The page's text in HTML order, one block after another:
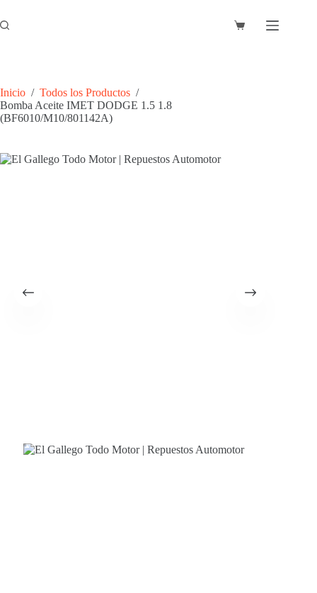
al
contenido
Carro
Inicio / Todos los Productos /
Bomba Aceite IMET DODGE 1.5 1.8
(BF6010/M10/801142A)